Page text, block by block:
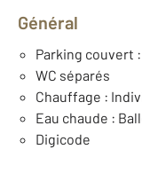
Général
Parking couvert :
WC séparés
Chauffage :
Eau chaude :
Digicode